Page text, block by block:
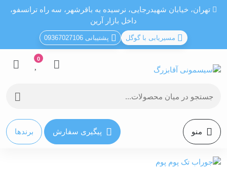
تهران، خيابان شهيدرجايى، نرسیده به باقرشهر، سه راه ترانسفو،
داخل بازار آرین
مسیریابی با گوگل پشتیبانی 09367027106
0
منو پیگیری سفارش برندها